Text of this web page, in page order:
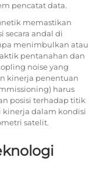
pencatat data.
memastikan
secara andal di
menimbulkan atau
pentanahan dan
noise yang
kinerja penentuan
harus
posisi terhadap titik
kinerja dalam kondisi
satelit.